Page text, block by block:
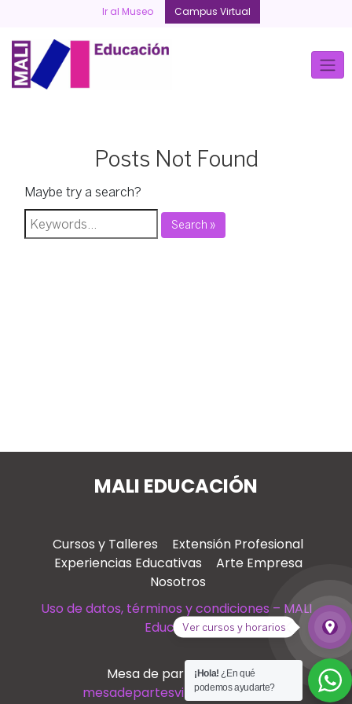
content
Ir al Museo Campus Virtual
Posts Not Found
Maybe try a search?
Search »
MALI EDUCACIÓN
Cursos y Talleres
Extensión Profesional
Experiencias Educativas
Arte Empresa
Nosotros
Uso de datos, términos y condiciones – MALI
Educación
Mesa de partes virtual
mesadepartesvirtual@mali.pe
¡Hola! ¿En qué
podemos ayudarte?
Ver
place
Ver cursos y horarios